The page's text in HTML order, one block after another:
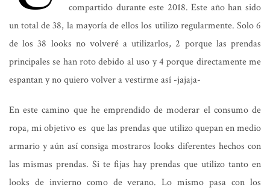
compartido durante este 2018. Este año han sido
un total de 38, la mayoría de ellos los utilizo regularmente. Solo 6
de los 38 looks no volveré a utilizarlos, 2 porque las prendas
principales se han roto debido al uso y 4 porque directamente me
espantan y no quiero volver a vestirme así -jajaja-
En este camino que he emprendido de moderar el consumo de
ropa, mi objetivo es que las prendas que utilizo quepan en medio
armario y aún así consiga mostraros looks diferentes hechos con
las mismas prendas. Si te fijas hay prendas que utilizo tanto en
looks de invierno como de verano. Lo mismo pasa con los